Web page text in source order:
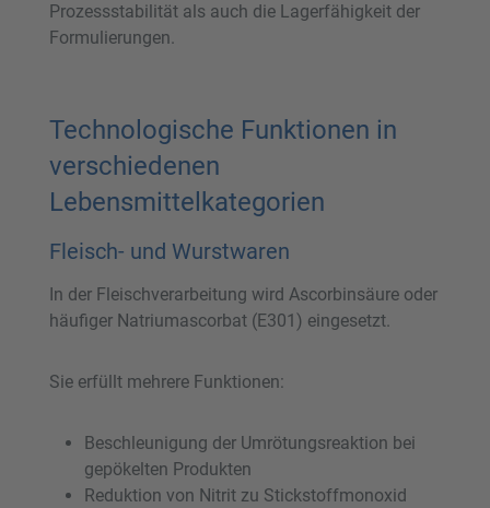
Prozessstabilität als auch die Lagerfähigkeit der
Formulierungen.
Technologische Funktionen in
verschiedenen
Lebensmittelkategorien
Fleisch- und Wurstwaren
In der Fleischverarbeitung wird Ascorbinsäure oder
häufiger Natriumascorbat (E301) eingesetzt.
Sie erfüllt mehrere Funktionen:
Beschleunigung der Umrötungsreaktion bei
gepökelten Produkten
Reduktion von Nitrit zu Stickstoffmonoxid